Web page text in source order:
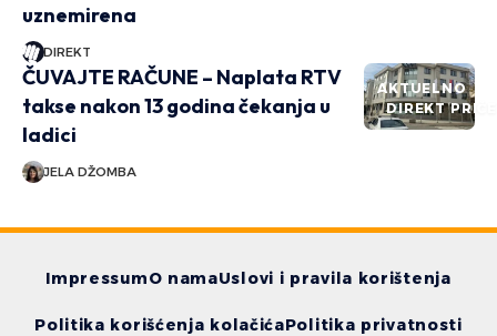
uznemirena
DIREKT
AKTUELNO
DIREKT PRIČE
ČUVAJTE RAČUNE – Naplata RTV
takse nakon 13 godina čekanja u
ladici
JELA DŽOMBA
ImpressumO namaUslovi i pravila korištenja
Politika korišćenja kolačićaPolitika privatnosti